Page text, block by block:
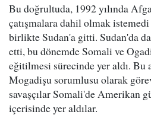
Bu doğrultuda, 1992 yılında
çatışmalara dahil olmak
birlikte Sudan'a gitti. Sudan'da
etti, bu dönemde Somali ve
eğitilmesi sürecinde yer aldı.
Mogadişu sorumlusu olarak
savaşçılar Somali'de Amerikan
içerisinde yer aldılar.